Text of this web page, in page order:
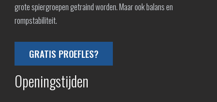
grote spiergroepen getraind worden. Maar ook balans en
rompstabiliteit.
GRATIS PROEFLES?
Openingstijden